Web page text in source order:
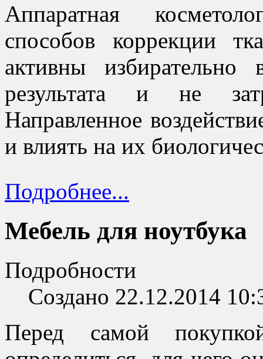
Аппаратная
способов коррекции
активны
результата и не
Направленное
и влиять на их
Подробнее...
Мебель для ноутбука
Подробности
Создано 22.12.2014
Перед самой